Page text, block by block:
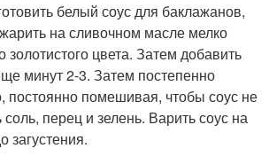
белый соус для баклажанов,
на сливочном масле мелко
золотистого цвета. Затем добавить
минут 2-3. Затем постепенно
постоянно помешивая, чтобы соус не
перец и зелень. Варить соус на
загустения.